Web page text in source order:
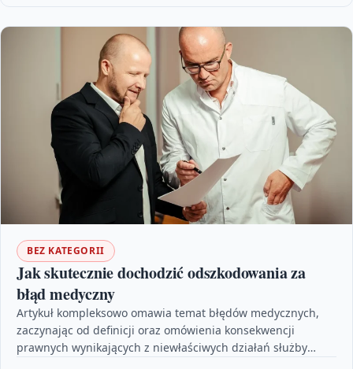
BEZ KATEGORII
Jak skutecznie dochodzić odszkodowania za
błąd medyczny
Artykuł kompleksowo omawia temat błędów medycznych,
zaczynając od definicji oraz omówienia konsekwencji
prawnych wynikających z niewłaściwych działań służby